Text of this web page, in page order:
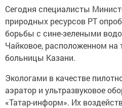
Сегодня специалисты
природных ресурсов РТ
борьбы с сине-зелеными
Чайковое, расположенном на
больницы Казани.
Экологами в качестве
аэратор и ультразвуковое
«Татар-информ». Их